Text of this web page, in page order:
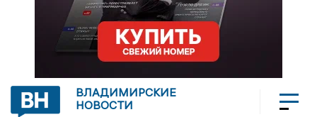
ВЛАДИМИРСКИЕ
НОВОСТИ